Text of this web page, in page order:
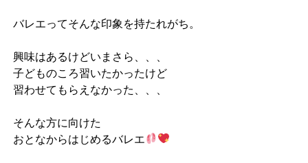
バレエってそんな印象を持たれがち。
⁡興味はあるけどいまさら、、、
子どものころ習いたかったけど
習わせてもらえなかった、、、
そんな方に向けた
おとなからはじめるバレエ